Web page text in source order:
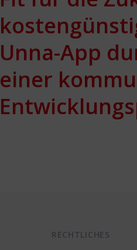
Unna-App
einer
RECHTLICHES